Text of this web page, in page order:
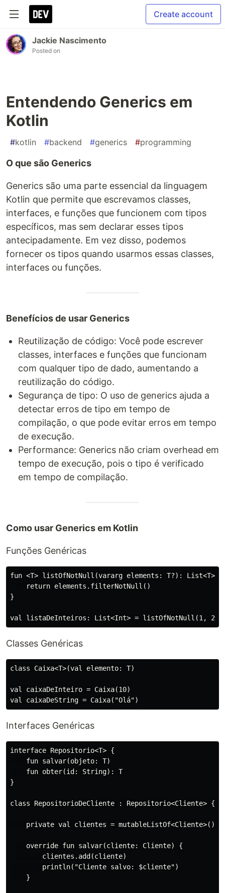
Create account
Jackie Nascimento
Posted on
Entendendo Generics em
Kotlin
#kotlin #backend #generics #programming
O que são Generics
Generics são uma parte essencial da linguagem
Kotlin que permite que escrevamos classes,
interfaces, e funções que funcionem com tipos
específicos, mas sem declarar esses tipos
antecipadamente. Em vez disso, podemos
fornecer os tipos quando usarmos essas classes,
interfaces ou funções.
Benefícios de usar Generics
Reutilização de código: Você pode escrever
classes, interfaces e funções que funcionam
com qualquer tipo de dado, aumentando a
reutilização do código.
Segurança de tipo: O uso de generics ajuda a
detectar erros de tipo em tempo de
compilação, o que pode evitar erros em tempo
de execução.
Performance: Generics não criam overhead em
tempo de execução, pois o tipo é verificado
em tempo de compilação.
Como usar Generics em Kotlin
Funções Genéricas
fun <T> listOfNotNull(vararg elements: T?): List<T> {
    return elements.filterNotNull()
}
Classes Genéricas
class Caixa<T>(val elemento: T)
val caixaDeInteiro = Caixa(10)
Interfaces Genéricas
interface Repositorio<T> {
    fun salvar(objeto: T)
    fun obter(id: String): T
}
class RepositorioDeCliente : Repositorio<Cliente> {
    private val clientes = mutableListOf<Cliente>()
    override fun salvar(cliente: Cliente) {
        clientes.add(cliente)
        println("Cliente salvo: $cliente")
    }